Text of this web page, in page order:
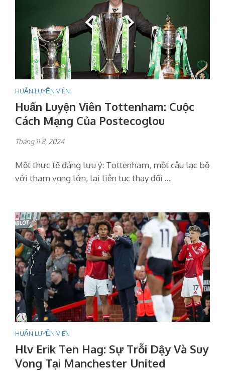
HUẤN LUYỆN VIÊN
Huấn Luyện Viên Tottenham: Cuộc
Cách Mạng Của Postecoglou
Tháng 11 8, 2024
Một thực tế đáng lưu ý: Tottenham, một câu lạc bộ
với tham vọng lớn, lại liên tục thay đổi …
HUẤN LUYỆN VIÊN
Hlv Erik Ten Hag: Sự Trỗi Dậy Và Suy
Vong Tại Manchester United